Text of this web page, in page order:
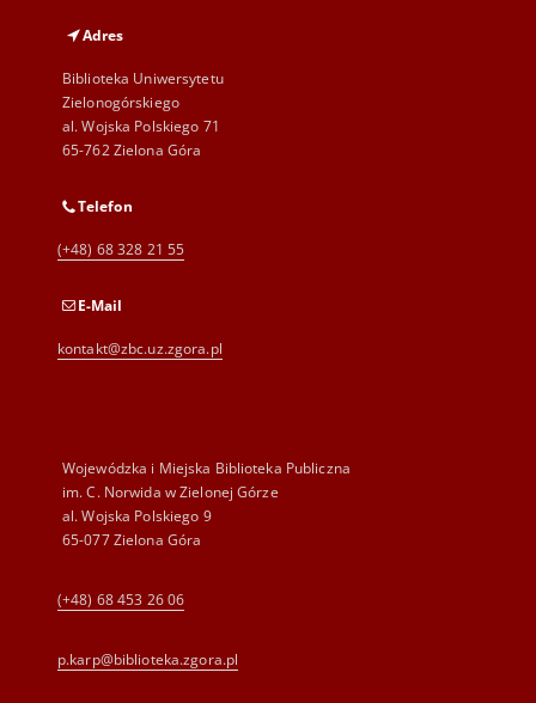
Adres
Biblioteka Uniwersytetu
Zielonogórskiego
al. Wojska Polskiego 71
65-762 Zielona Góra
Telefon
(+48) 68 328 21 55
E-Mail
kontakt@zbc.uz.zgora.pl
Wojewódzka i Miejska Biblioteka Publiczna
im. C. Norwida w Zielonej Górze
al. Wojska Polskiego 9
65-077 Zielona Góra
(+48) 68 453 26 06
p.karp@biblioteka.zgora.pl